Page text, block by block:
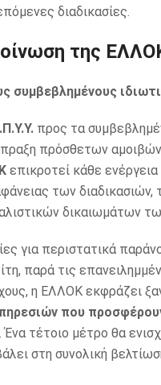
διαδικασίες.
της
προς τα
πρόσθετων
επικροτεί κάθε
των
δικαιωμάτων
για περιστατικά
παρά τις
η ΕΛΛΟΚ εκφράζει
που
τέτοιο μέτρο θα
στη συνολική